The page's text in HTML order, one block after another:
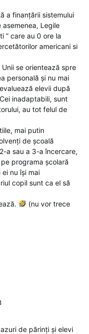
a finanțării sistemului
Legile
” care au 0 ore la
americani si
se orientează spre
personală și nu mai
elevii după
inadaptabili, sunt
au tot felul de
mai putin
de școală
a sau a 3-a încercare,
programa școlară
nu își mai
copil sunt ca el să
(nu vor trece
de părinți și elevi